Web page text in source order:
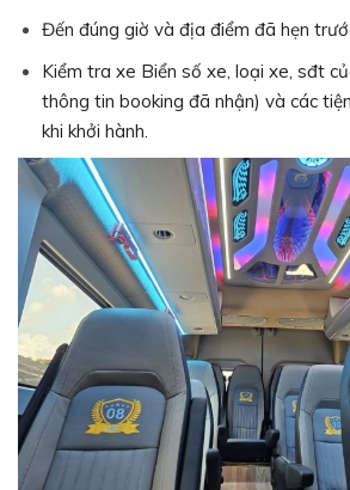
Đến đúng giờ và địa điểm đã hẹn
Kiểm tra xe Biển số xe, loại xe, sđt
thông tin booking đã nhận) và các
khi khởi hành.